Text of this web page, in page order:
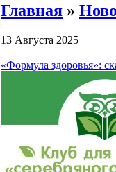
Главная »
13 Августа 2025
«Формула здоровья»: